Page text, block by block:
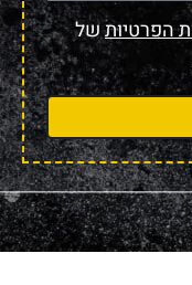
הפרטיותשל